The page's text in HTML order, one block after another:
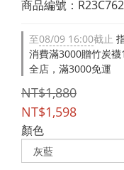
商品編號：
至08/09 16:00截止
消費滿3000贈竹炭襪
全店，滿3000免運
NT$1,880
NT$1,598
顏色